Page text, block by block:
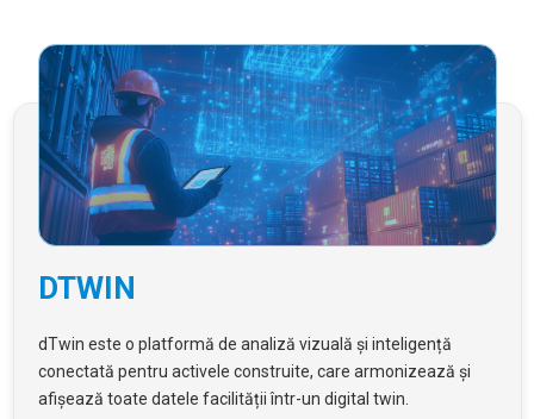
DTWIN
dTwin este o platformă de analiză vizuală și inteligență
conectată pentru activele construite, care armonizează și
afișează toate datele facilității într-un digital twin.